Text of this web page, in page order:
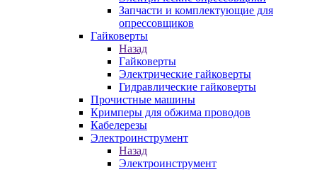
Запчасти и комплектующие для
опрессовщиков
Гайковерты
Назад
Гайковерты
Электрические гайковерты
Гидравлические гайковерты
Прочистные машины
Кримперы для обжима проводов
Кабелерезы
Электроинструмент
Назад
Электроинструмент